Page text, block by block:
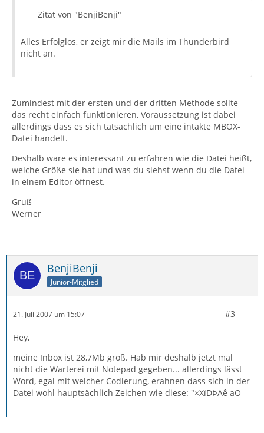
Zitat von "BenjiBenji"
Alles Erfolglos, er zeigt mir die Mails im Thunderbird
nicht an.
Zumindest mit der ersten und der dritten Methode sollte
das recht einfach funktionieren, Voraussetzung ist dabei
allerdings dass es sich tatsächlich um eine intakte MBOX-
Datei handelt.
Deshalb wäre es interessant zu erfahren wie die Datei heißt,
welche Größe sie hat und was du siehst wenn du die Datei
in einem Editor öffnest.
Gruß
Werner
BenjiBenji
Junior-Mitglied
21. Juli 2007 um 15:07 #3
Hey,
meine Inbox ist 28,7Mb groß. Hab mir deshalb jetzt mal
nicht die Warterei mit Notepad gegeben... allerdings lässt
Word, egal mit welcher Codierung, erahnen dass sich in der
Datei wohl hauptsächlich Zeichen wie diese: "×XïDÞAê aO